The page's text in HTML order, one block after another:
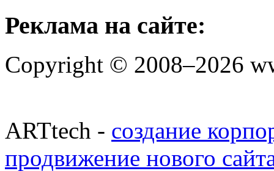
Реклама на сайте:
Copyright © 2008–2026
ARTtech - создание
продвижение нового